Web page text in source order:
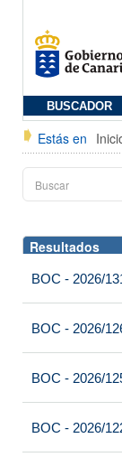
BUSCADOR
Estás en
Resultados
BOC - 2026/
BOC - 2026/
BOC - 2026/
BOC - 2026/